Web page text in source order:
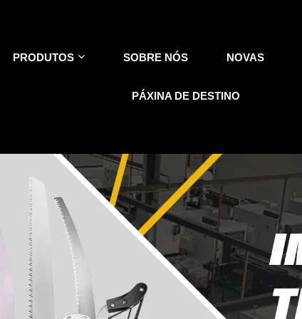
PRODUTOS SOBRE NÓS NOVAS
PÁXINA DE DESTINO